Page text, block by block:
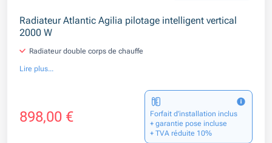
Radiateur Atlantic Agilia pilotage intelligent vertical
2000 W
Radiateur double corps de chauffe
Lire plus...
898,00 €
Forfait d’installation inclus
+ garantie pose incluse
+ TVA réduite 10%